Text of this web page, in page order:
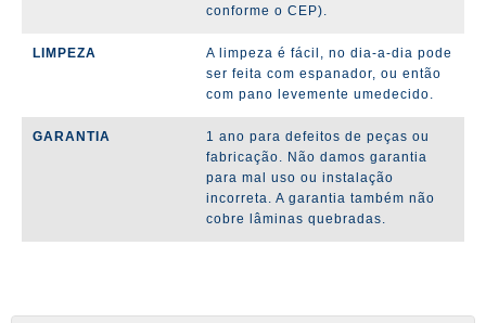
conforme o CEP).
LIMPEZA
A limpeza é fácil, no dia-a-dia pode
ser feita com espanador, ou então
com pano levemente umedecido.
GARANTIA
1 ano para defeitos de peças ou
fabricação. Não damos garantia
para mal uso ou instalação
incorreta. A garantia também não
cobre lâminas quebradas.